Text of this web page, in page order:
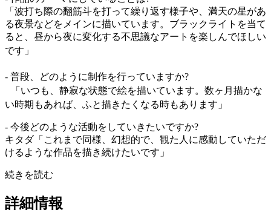
「波打ち際の翻筋斗を打って繰り返す様子や、満天の星があ
る夜景などをメインに描いています。ブラックライトを当て
ると、昼から夜に変化する不思議なアートを楽しんでほしい
です」
- 普段、どのように制作を行っていますか?
「いつも、静寂な状態で絵を描いています。数ヶ月描かな
い時期もあれば、ふと描きたくなる時もあります」
- 今後どのような活動をしていきたいですか?
キタダ「これまで同様、幻想的で、観た人に感動していただ
けるような作品を描き続けたいです」
続きを読む
詳細情報